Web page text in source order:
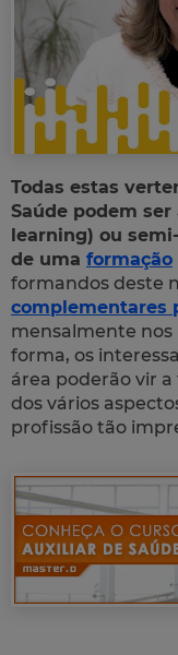
Todas estas
Saúde podem
learning) ou
de uma formação
formandos deste
complementares
mensalmente nos
forma, os
área poderão vir
dos vários
profissão tão